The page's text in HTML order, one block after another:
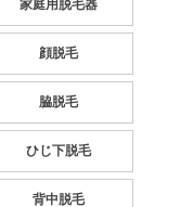
家庭用脱毛器
顔脱毛
脇脱毛
ひじ下脱毛
背中脱毛